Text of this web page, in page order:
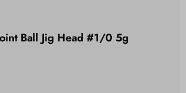
Ball Jig Head #1/0 5g